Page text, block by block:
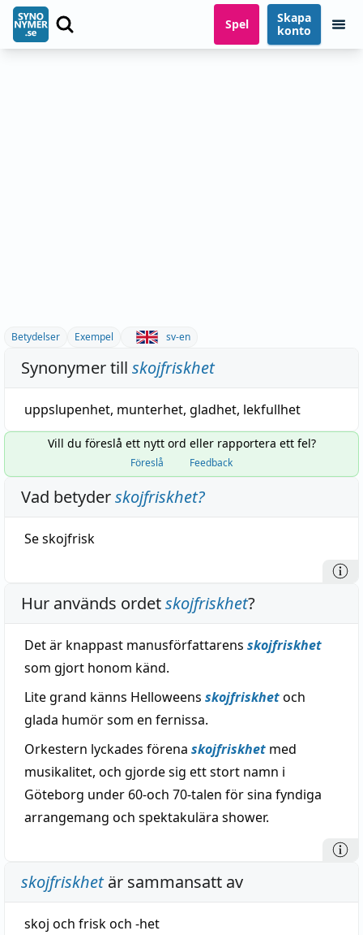
Spel
Skapa
konto
Betydelser Exempel sv-en
Synonymer till skojfriskhet
uppslupenhet, munterhet, gladhet, lekfullhet
Vill du föreslå ett nytt ord eller rapportera ett fel?
Föreslå Feedback
Vad betyderskojfriskhet?
Seskojfrisk
Hur används ordetskojfriskhet?
Det är knappast manusförfattarens skojfriskhet
som gjort honom känd.
Lite grand känns Helloweens skojfriskhetoch
glada humör som en fernissa.
Orkestern lyckades förena skojfriskhet med
musikalitet, och gjorde sig ett stort namn i
Göteborg under 60-och 70-talen för sina fyndiga
arrangemang och spektakulära shower.
skojfriskhetär sammansatt av
skoj och friskoch -het